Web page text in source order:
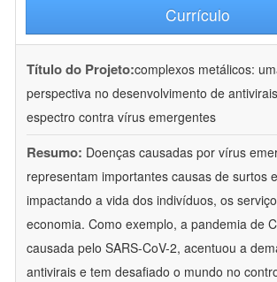
Currículo
Título do Projeto:complexos metálicos:
perspectiva no desenvolvimento de
espectro contra vírus emergentes
Resumo: Doenças causadas por vírus
representam importantes causas de surtos
impactando a vida dos indivíduos, os
economia. Como exemplo, a pandemia de
causada pelo SARS-CoV-2, acentuou a
antivirais e tem desafiado o mundo no